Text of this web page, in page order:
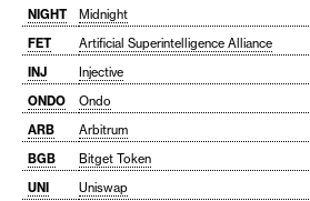
NIGHT
Midnight
FET
Artificial Superintelligence Alliance
INJ
Injective
ONDO
Ondo
ARB
Arbitrum
BGB
Bitget Token
UNI
Uniswap